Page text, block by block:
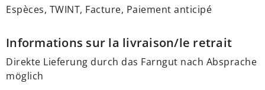
Espèces, TWINT, Facture, Paiement anticipé
Informations sur la livraison/le retrait
Direkte Lieferung durch das Farngut nach Absprache
möglich